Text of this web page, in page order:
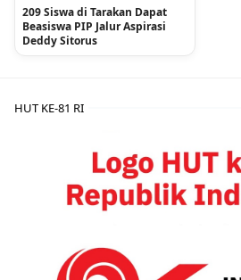
209 Siswa di Tarakan Dapat
Beasiswa PIP Jalur Aspirasi
Deddy Sitorus
HUT KE-81 RI